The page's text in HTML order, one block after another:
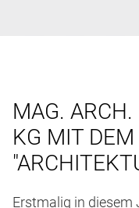
MAG.
KG MIT
Erstmalig in diesem